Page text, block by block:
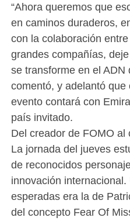
“Ahora queremos que
en caminos duraderos,
con la colaboración
grandes compañías,
se transforme en el ADN
comentó, y adelantó
evento contará con
país invitado.
Del creador de FOMO al
La jornada del jueves
de reconocidos
innovación
esperadas era la de
del concepto Fear Of